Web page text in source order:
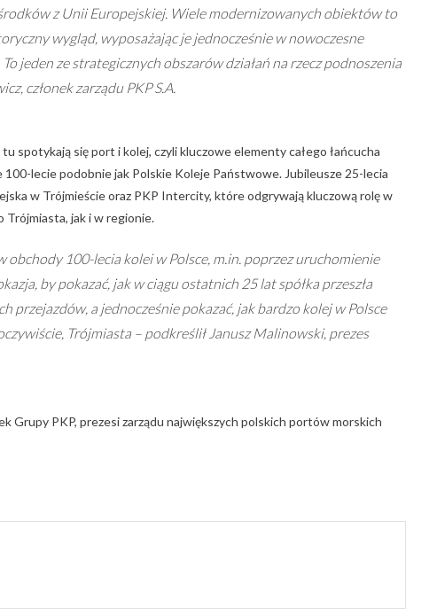
z Unii Europejskiej. Wiele modernizowanych obiektów to
wygląd, wyposażając je jednocześnie w nowoczesne
jeden ze strategicznych obszarów działań na rzecz podnoszenia
członek zarządu PKP S.A.
spotykają się port i kolej, czyli kluczowe elementy całego łańcucha
lecie podobnie jak Polskie Koleje Państwowe. Jubileusze 25-lecia
w Trójmieście oraz PKP Intercity, które odgrywają kluczową rolę w
Trójmiasta, jak i w regionie.
obchody 100-lecia kolei w Polsce, m.in. poprzez uruchomienie
by pokazać, jak w ciągu ostatnich 25 lat spółka przeszła
przejazdów, a jednocześnie pokazać, jak bardzo kolej w Polsce
Trójmiasta – podkreślił Janusz Malinowski, prezes
Grupy PKP, prezesi zarządu największych polskich portów morskich